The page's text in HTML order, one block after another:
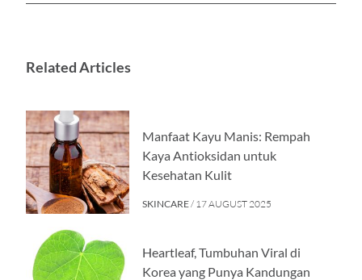
Related Articles
Manfaat Kayu Manis: Rempah
Kaya Antioksidan untuk
Kesehatan Kulit
SKINCARE/ 17 AUGUST 2025
Heartleaf, Tumbuhan Viral di
Korea yang Punya Kandungan